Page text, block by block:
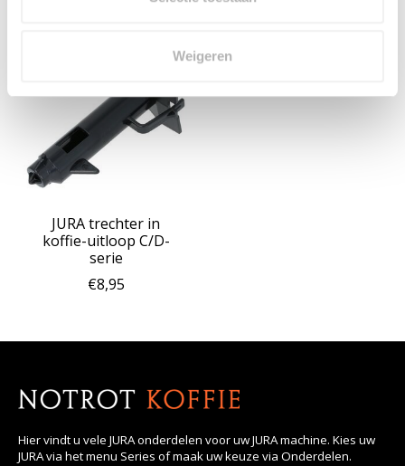
Weigeren
JURA trechter in
koffie-uitloop C/D-
serie
€8,95
Hier vindt u vele JURA onderdelen voor uw JURA machine. Kies uw
JURA via het menu Series of maak uw keuze via Onderdelen.